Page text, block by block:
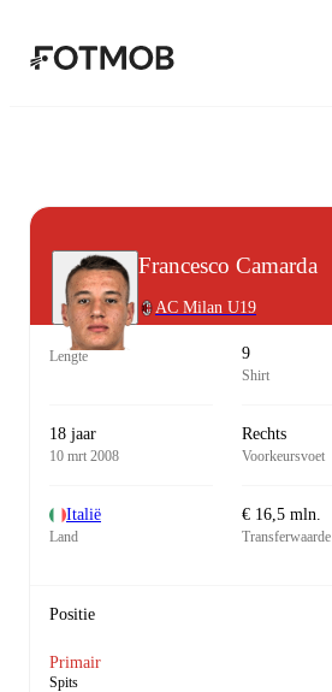
Francesco Camarda
AC Milan U19
Lengte 9
Shirt
18 jaar
10 mrt 2008
Rechts
Voorkeursvoet
Italië
Land
€ 16,5 mln.
Transferwaarde
Positie
Primair
Spits